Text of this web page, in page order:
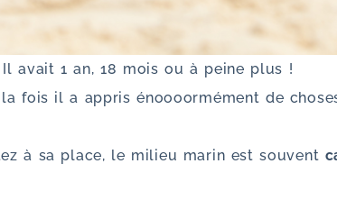
Il avait 1 an, 18 mois ou à peine plus !
fois il a appris énoooormément de
à sa place, le milieu marin est souvent